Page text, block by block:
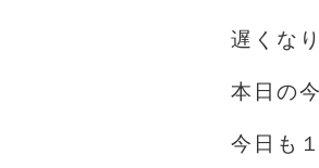
遅くな
本日の
今日も